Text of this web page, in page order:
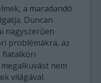
a maradandó
Duncan
nagyszerűen
problémákra, az
fiatalkori
nem
világával.